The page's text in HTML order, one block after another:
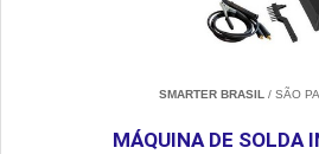
SMARTER BRASIL / SÃO
MÁQUINA DE SOLDA